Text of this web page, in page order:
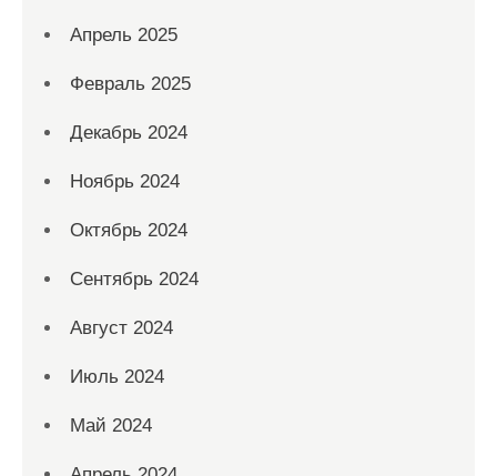
Апрель 2025
Февраль 2025
Декабрь 2024
Ноябрь 2024
Октябрь 2024
Сентябрь 2024
Август 2024
Июль 2024
Май 2024